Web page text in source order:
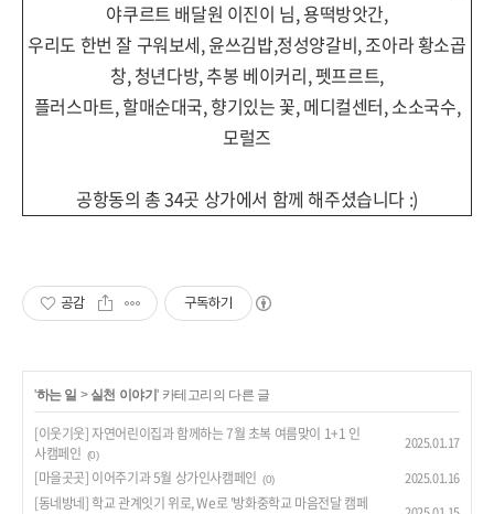
야쿠르트 배달원 이진이 님, 용떡방앗간,
우리도 한번 잘 구워보세, 윤쓰김밥,정성양갈비, 조아라 황소곱
창, 청년다방, 추봉 베이커리, 펫프르트,
플러스마트, 할매순대국, 향기있는 꽃, 메디컬센터, 소소국수,
모럴즈
공항동의 총 34곳 상가에서 함께 해주셨습니다 :)
공감 구독하기
'하는 일 > 실천 이야기' 카테고리의 다른 글
[이웃기웃] 자연어린이집과 함께하는 7월 초복 여름맞이 1+1 인
사캠페인 (0)
2025.01.17
[마을곳곳] 이어주기과 5월 상가인사캠페인 (0) 2025.01.16
[동네방네] 학교 관계잇기 위로, We로 '방화중학교 마음전달 캠페